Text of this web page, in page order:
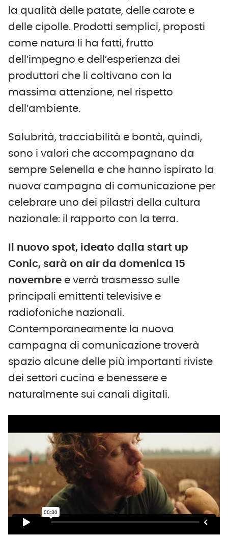
la qualità delle patate, delle carote e
delle cipolle. Prodotti semplici, proposti
come natura li ha fatti, frutto
dell’impegno e dell’esperienza dei
produttori che li coltivano con la
massima attenzione, nel rispetto
dell’ambiente.
Salubrità, tracciabilità e bontà, quindi,
sono i valori che accompagnano da
sempre Selenella e che hanno ispirato la
nuova campagna di comunicazione per
celebrare uno dei pilastri della cultura
nazionale: il rapporto con la terra.
Il nuovo spot, ideato dalla start up
Conic, sarà on air da domenica 15
novembre e verrà trasmesso sulle
principali emittenti televisive e
radiofoniche nazionali.
Contemporaneamente la nuova
campagna di comunicazione troverà
spazio alcune delle più importanti riviste
dei settori cucina e benessere e
naturalmente sui canali digitali.